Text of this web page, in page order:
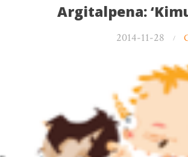
Argitalpena:
2014-11-28